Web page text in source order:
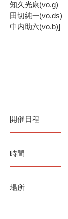
知久光康(vo.g)
田切純一(vo.ds)
中内助六(vo.b)]
開催日程
時間
場所